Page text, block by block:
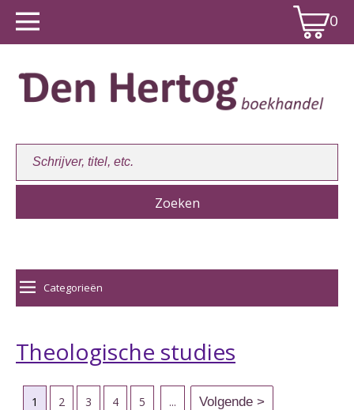
0
Winkelwagen:0
Categorieën
Theologische studies
1 2 3 4 5 ...